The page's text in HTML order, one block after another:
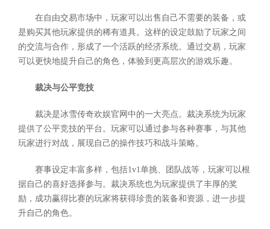
在自由交易市场中，玩家可以出售自己不需要的装备，或
是购买其他玩家提供的稀有道具。这样的设定鼓励了玩家之间
的交流与合作，形成了一个活跃的经济系统。通过交易，玩家
可以更快地提升自己的角色，体验到更高层次的游戏乐趣。
裁决与公平竞技
裁决是冰雪传奇欢娱官网中的一大亮点。裁决系统为玩家
提供了公平竞技的平台。玩家可以通过参与各种赛事，与其他
玩家进行对战，展现自己的操作技巧和战斗策略。
赛事设定丰富多样，包括1v1单挑、团队战等，玩家可以根
据自己的喜好选择参与。裁决系统也为玩家提供了丰厚的奖
励，成功赢得比赛的玩家将获得珍贵的装备和资源，进一步提
升自己的角色。